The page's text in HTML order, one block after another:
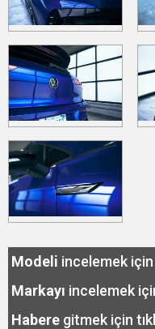
Modeli incelemek için
Markayı incelemek
Habere gitmek için